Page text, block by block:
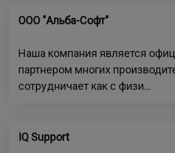
ООО "Альба-Софт"
Наша компания является
партнером многих
сотрудничает как с физи...
IQ Support